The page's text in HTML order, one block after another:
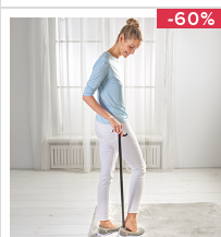
-60%